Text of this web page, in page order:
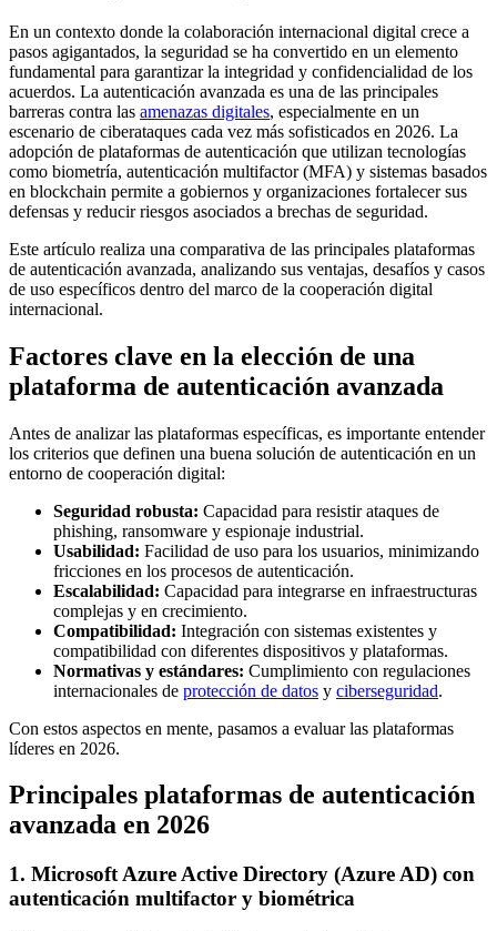
En un contexto donde la colaboración internacional digital crece a
pasos agigantados, la seguridad se ha convertido en un elemento
fundamental para garantizar la integridad y confidencialidad de los
acuerdos. La autenticación avanzada es una de las principales
barreras contra las amenazas digitales, especialmente en un
escenario de ciberataques cada vez más sofisticados en 2026. La
adopción de plataformas de autenticación que utilizan tecnologías
como biometría, autenticación multifactor (MFA) y sistemas basados
en blockchain permite a gobiernos y organizaciones fortalecer sus
defensas y reducir riesgos asociados a brechas de seguridad.
Este artículo realiza una comparativa de las principales plataformas
de autenticación avanzada, analizando sus ventajas, desafíos y casos
de uso específicos dentro del marco de la cooperación digital
internacional.
Factores clave en la elección de una
plataforma de autenticación avanzada
Antes de analizar las plataformas específicas, es importante entender
los criterios que definen una buena solución de autenticación en un
entorno de cooperación digital:
Seguridad robusta: Capacidad para resistir ataques de
phishing, ransomware y espionaje industrial.
Usabilidad: Facilidad de uso para los usuarios, minimizando
fricciones en los procesos de autenticación.
Escalabilidad: Capacidad para integrarse en infraestructuras
complejas y en crecimiento.
Compatibilidad: Integración con sistemas existentes y
compatibilidad con diferentes dispositivos y plataformas.
Normativas y estándares: Cumplimiento con regulaciones
internacionales de protección de datos y ciberseguridad.
Con estos aspectos en mente, pasamos a evaluar las plataformas
líderes en 2026.
Principales plataformas de autenticación
avanzada en 2026
1. Microsoft Azure Active Directory (Azure AD) con
autenticación multifactor y biométrica